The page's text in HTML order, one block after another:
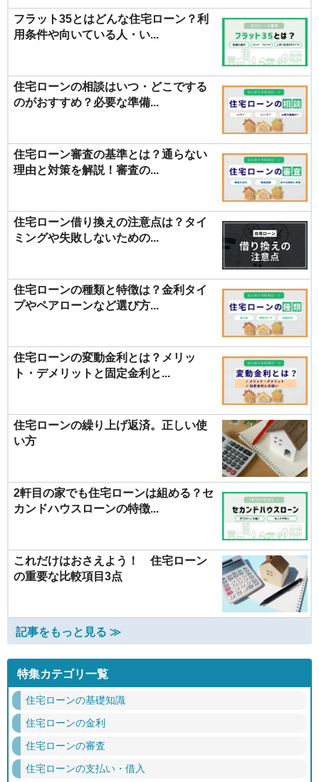
フラット35とはどんな住宅ローン？利
用条件や向いている人・い...
住宅ローンの相談はいつ・どこでする
のがおすすめ？必要な準備...
住宅ローン審査の基準とは？通らない
理由と対策を解説！審査の...
住宅ローン借り換えの注意点は？タイ
ミングや失敗しないための...
住宅ローンの種類と特徴は？金利タイ
プやペアローンなど選び方...
住宅ローンの変動金利とは？メリッ
ト・デメリットと固定金利と...
住宅ローンの繰り上げ返済。正しい使
い方
2軒目の家でも住宅ローンは組める？セ
カンドハウスローンの特徴...
これだけはおさえよう！ 住宅ローン
の重要な比較項目3点
記事をもっと見る ≫
特集カテゴリ一覧
住宅ローンの基礎知識
住宅ローンの金利
住宅ローンの審査
住宅ローンの支払い・借入